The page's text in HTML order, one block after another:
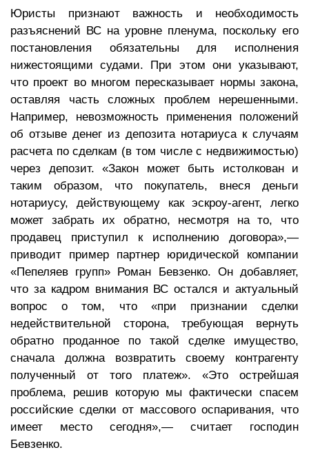
Юристы признают важность и необходимость
разъяснений ВС на уровне пленума, поскольку его
постановления обязательны для исполнения
нижестоящими судами. При этом они указывают,
что проект во многом пересказывает нормы закона,
оставляя часть сложных проблем нерешенными.
Например, невозможность применения положений
об отзыве денег из депозита нотариуса к случаям
расчета по сделкам (в том числе с недвижимостью)
через депозит. «Закон может быть истолкован и
таким образом, что покупатель, внеся деньги
нотариусу, действующему как эскроу-агент, легко
может забрать их обратно, несмотря на то, что
продавец приступил к исполнению договора»,—
приводит пример партнер юридической компании
«Пепеляев групп» Роман Бевзенко. Он добавляет,
что за кадром внимания ВС остался и актуальный
вопрос о том, что «при признании сделки
недействительной сторона, требующая вернуть
обратно проданное по такой сделке имущество,
сначала должна возвратить своему контрагенту
полученный от того платеж». «Это острейшая
проблема, решив которую мы фактически спасем
российские сделки от массового оспаривания, что
имеет место сегодня»,— считает господин
Бевзенко.